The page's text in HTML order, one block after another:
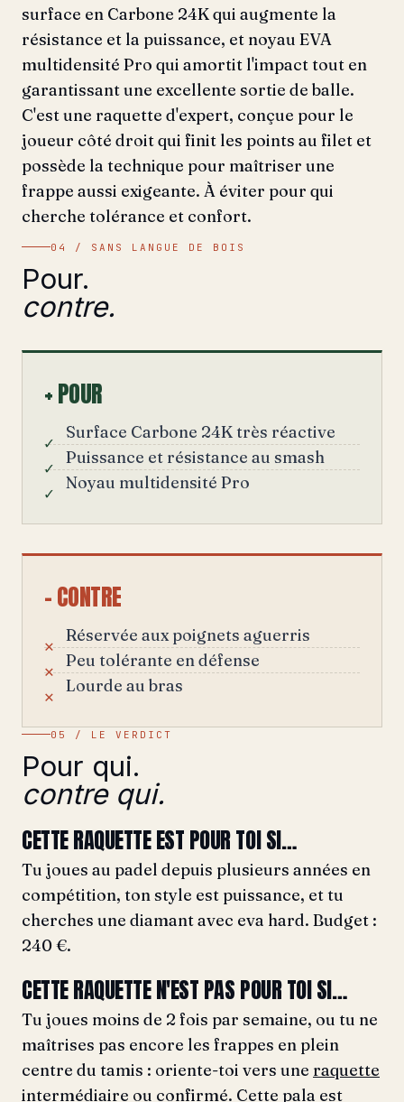
surface en Carbone 24K qui augmente la
résistance et la puissance, et noyau EVA
multidensité Pro qui amortit l'impact tout en
garantissant une excellente sortie de balle.
C'est une raquette d'expert, conçue pour le
joueur côté droit qui finit les points au filet et
possède la technique pour maîtriser une
frappe aussi exigeante. À éviter pour qui
cherche tolérance et confort.
04 / SANS LANGUE DE BOIS
Pour.
contre.
+ POUR
Surface Carbone 24K très réactive
Puissance et résistance au smash
Noyau multidensité Pro
– CONTRE
Réservée aux poignets aguerris
Peu tolérante en défense
Lourde au bras
05 / LE VERDICT
Pour qui.
contre qui.
CETTE RAQUETTE EST POUR TOI SI…
Tu joues au padel depuis plusieurs années en
compétition, ton style est puissance, et tu
cherches une diamant avec eva hard. Budget :
240 €.
CETTE RAQUETTE N'EST PAS POUR TOI SI…
Tu joues moins de 2 fois par semaine, ou tu ne
maîtrises pas encore les frappes en plein
centre du tamis : oriente-toi vers une raquette
intermédiaire ou confirmé. Cette pala est